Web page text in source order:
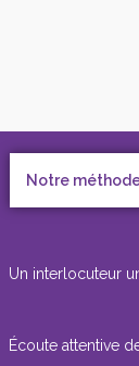
Notre
Un interlocuteur
Écoute attentive